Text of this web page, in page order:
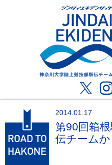
2014.01.17
第90回箱
伝チーム